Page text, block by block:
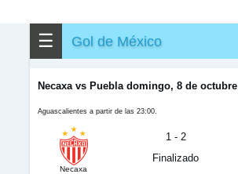
☰ Gol de México
Necaxa vs Puebla domingo, 8 de octubre
Aguascalientes a partir de las 23:00.
Necaxa
1 - 2
Finalizado